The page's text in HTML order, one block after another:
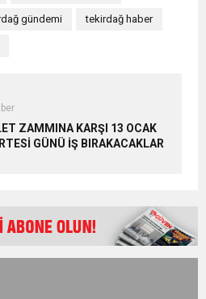
gündemi tekirdağ haber
ZAMMINA KARŞI 13 OCAK
GÜNÜ İŞ BIRAKACAKLAR